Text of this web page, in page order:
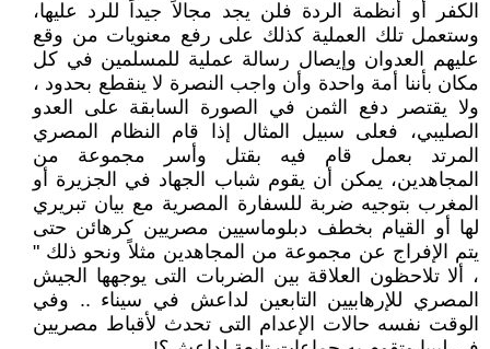
الكفر أو أنظمة الردة فلن يجد مجالاً جيداً للرد عليها،
وستعمل تلك العملية كذلك على رفع معنويات من وقع
عليهم العدوان وإيصال رسالة عملية للمسلمين في كل
مكان بأننا أمة واحدة وأن واجب النصرة لا ينقطع بحدود ،
ولا يقتصر دفع الثمن في الصورة السابقة على العدو
الصليبي، فعلى سبيل المثال إذا قام النظام المصري
المرتد بعمل قام فيه بقتل وأسر مجموعة من
المجاهدين، يمكن أن يقوم شباب الجهاد في الجزيرة أو
المغرب بتوجيه ضربة للسفارة المصرية مع بيان تبريري
لها أو القيام بخطف دبلوماسيين مصريين كرهائن حتى
يتم الإفراج عن مجموعة من المجاهدين مثلاً ونحو ذلك "
، ألا تلاحظون العلاقة بين الضربات التى يوجهها الجيش
المصري للإرهابيين التابعين لداعش في سيناء .. وفي
الوقت نفسه حالات الإعدام التى تحدث لأقباط مصريين